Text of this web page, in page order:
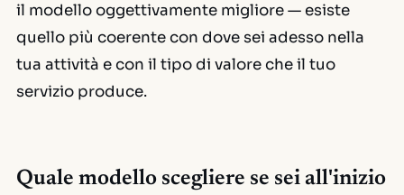
il modello oggettivamente migliore — esiste
quello più coerente con dove sei adesso nella
tua attività e con il tipo di valore che il tuo
servizio produce.
Quale modello scegliere se sei all'inizio